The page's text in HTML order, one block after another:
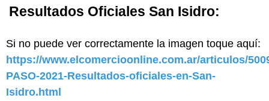
Resultados Oficiales San Isidro:
Si no puede ver correctamente la imagen toque aquí:
https://www.elcomercioonline.com.ar/articulos/
PASO-2021-Resultados-oficiales-en-San-
Isidro.html